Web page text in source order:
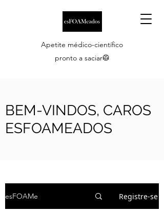
Apetite médico-científico
pronto a saciar🥼
BEM-VINDOS, CAROS
ESFOAMEADOS
esFOAMe Registre-se